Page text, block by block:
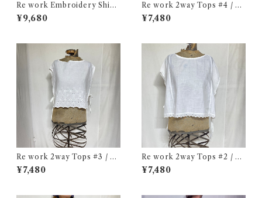
Re work Embroidery Shirt
/ リワーク ハンド刺繍入り シ
ャツ 古着
¥9,680
Re work 2way Tops #4 / リ
ワーク 2way トップス 古着
¥7,480
Re work 2way Tops #3 / リ
ワーク 2way トップス 古着
¥7,480
Re work 2way Tops #2 / リ
ワーク 2way トップス 古着
¥7,480